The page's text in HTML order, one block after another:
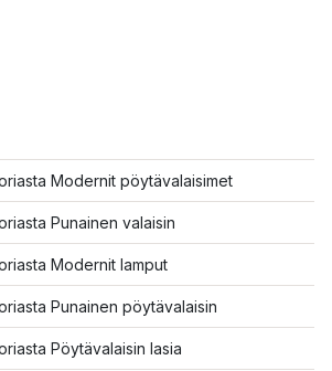
Modernit pöytävalaisimet
Punainen valaisin
Modernit lamput
Punainen pöytävalaisin
Pöytävalaisin lasia